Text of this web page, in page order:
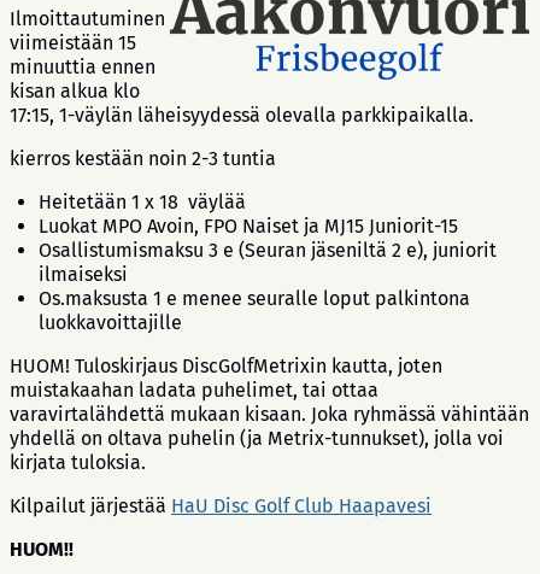
Ilmoittautuminen
viimeistään 15
minuuttia ennen
kisan alkua klo
17:15, 1-väylän läheisyydessä olevalla parkkipaikalla.
kierros kestään noin 2-3 tuntia
Heitetään 1 x 18 väylää
Luokat MPO Avoin, FPO Naiset ja MJ15 Juniorit-15
Osallistumismaksu 3 e (Seuran jäseniltä 2 e), juniorit
ilmaiseksi
Os.maksusta 1 e menee seuralle loput palkintona
luokkavoittajille
HUOM! Tuloskirjaus DiscGolfMetrixin kautta, joten
muistakaahan ladata puhelimet, tai ottaa
varavirtalähdettä mukaan kisaan. Joka ryhmässä vähintään
yhdellä on oltava puhelin (ja Metrix-tunnukset), jolla voi
kirjata tuloksia.
Kilpailut järjestää HaU Disc Golf Club Haapavesi
HUOM!!